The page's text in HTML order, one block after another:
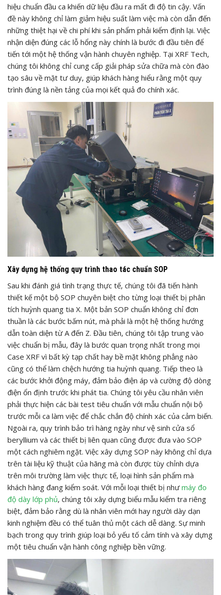
hiệu chuẩn đầu ca khiến dữ liệu đầu ra mất đi độ tin cậy. Vấn
đề này không chỉ làm giảm hiệu suất làm việc mà còn dẫn đến
những thiệt hại về chi phí khi sản phẩm phải kiểm định lại. Việc
nhận diện đúng các lỗ hổng này chính là bước đi đầu tiên để
tiến tới một hệ thống vận hành chuyên nghiệp. Tại XRF Tech,
chúng tôi không chỉ cung cấp giải pháp sửa chữa mà còn đào
tạo sâu về mặt tư duy, giúp khách hàng hiểu rằng một quy
trình đúng là nền tảng của mọi kết quả đo chính xác.
Xây dựng hệ thống quy trình thao tác chuẩn SOP
Sau khi đánh giá tình trạng thực tế, chúng tôi đã tiến hành
thiết kế một bộ SOP chuyên biệt cho từng loại thiết bị phân
tích huỳnh quang tia X. Một bản SOP chuẩn không chỉ đơn
thuần là các bước bấm nút, mà phải là một hệ thống hướng
dẫn toàn diện từ A đến Z. Đầu tiên, chúng tôi tập trung vào
việc chuẩn bị mẫu, đây là bước quan trọng nhất trong mọi
Case XRF vì bất kỳ tạp chất hay bề mặt không phẳng nào
cũng có thể làm chệch hướng tia huỳnh quang. Tiếp theo là
các bước khởi động máy, đảm bảo điện áp và cường độ dòng
điện ổn định trước khi phát tia. Chúng tôi yêu cầu nhân viên
phải thực hiện các bài test tiêu chuẩn với mẫu chuẩn nội bộ
trước mỗi ca làm việc để chắc chắn độ chính xác của cảm biến.
Ngoài ra, quy trình bảo trì hàng ngày như vệ sinh cửa sổ
beryllium và các thiết bị liên quan cũng được đưa vào SOP
một cách nghiêm ngặt. Việc xây dựng SOP này không chỉ dựa
trên tài liệu kỹ thuật của hãng mà còn được tùy chỉnh dựa
trên môi trường làm việc thực tế, loại hình sản phẩm mà
khách hàng đang kiểm soát. Với mỗi loại thiết bị nhưmáy đo
độ dày lớp phủ, chúng tôi xây dựng biểu mẫu kiểm tra riêng
biệt, đảm bảo rằng dù là nhân viên mới hay người dày dạn
kinh nghiệm đều có thể tuân thủ một cách dễ dàng. Sự minh
bạch trong quy trình giúp loại bỏ yếu tố cảm tính và xây dựng
một tiêu chuẩn vận hành công nghiệp bền vững.